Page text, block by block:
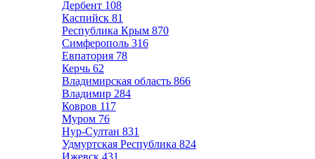
Дербент 108
Каспийск 81
Республика Крым 870
Симферополь 316
Евпатория 78
Керчь 62
Владимирская область 866
Владимир 284
Ковров 117
Муром 76
Нур-Султан 831
Удмуртская Республика 824
Ижевск 431